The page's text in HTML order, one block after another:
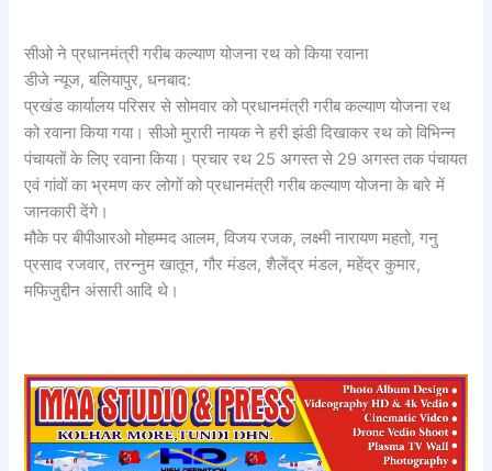
सीओ ने प्रधानमंत्री गरीब कल्याण योजना रथ को किया रवाना
डीजे न्यूज, बलियापुर, धनबाद:
प्रखंड कार्यालय परिसर से सोमवार को प्रधानमंत्री गरीब कल्याण योजना रथ
को रवाना किया गया। सीओ मुरारी नायक ने हरी झंडी दिखाकर रथ को विभिन्न
पंचायतों के लिए रवाना किया। प्रचार रथ 25 अगस्त से 29 अगस्त तक पंचायत
एवं गांवों का भ्रमण कर लोगों को प्रधानमंत्री गरीब कल्याण योजना के बारे में
जानकारी देंगे।
मौके पर बीपीआरओ मोहम्मद आलम, विजय रजक, लक्ष्मी नारायण महतो, गनु
प्रसाद रजवार, तरन्नुम खातून, गौर मंडल, शैलेंद्र मंडल, महेंद्र कुमार,
मफिजुद्दीन अंसारी आदि थे।